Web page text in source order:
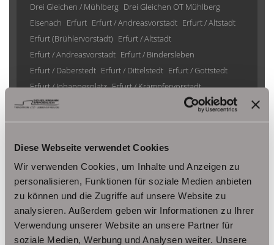
Diese Webseite verwendet Cookies
Wir verwenden Cookies, um Inhalte und Anzeigen zu
personalisieren, Funktionen für soziale Medien anbieten
zu können und die Zugriffe auf unsere Website zu
analysieren. Außerdem geben wir Informationen zu Ihrer
Verwendung unserer Website an unsere Partner für
soziale Medien, Werbung und Analysen weiter. Unsere
Drei Gleichen / Mühlberg Drei Gleichen OT Mühlberg
Eisenach Erfurt Erfurt / Andreasvorstadt Erfurt / Altstadt
Erfurt (Brühlervorstadt) Erfurt / Altstadt
Erfurt / Andreasvorstadt Erfurt / Bindersleben
Erfurt / Daberstedt Erfurt / Dittelstedt Erfurt / Gottstedt
Erfurt / Johannesplatz Erfurt / Krämpfervorstadt
Erfurt / Löbervorstadt
Erfurt /Andreasvorstadt Erfurt/ Frienstedt
Erfurt/ Johannesvorstadt
Erfurt/ Niedernissa
Erfurt/ Salomonsborn Erfurt/ Vieselbach
Gotha
Grammetal Großheringen Gräfenhain/ Ohrdruf Haina
Herbsleben Ichtershausen Kleinmölsen
Kutzleben / Lützensömmern